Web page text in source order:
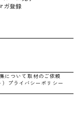
ガ登録
について取材のご依頼
プライバシーポリシー